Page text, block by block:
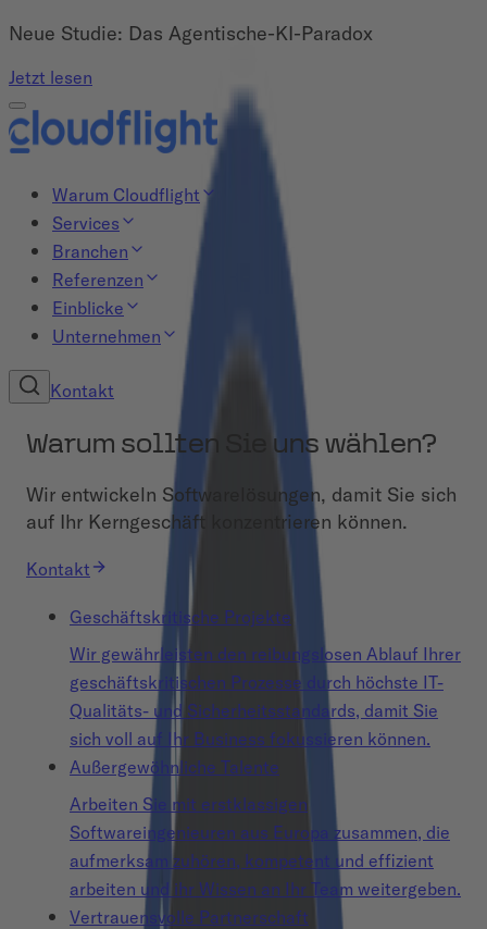
Neue Studie: Das Agentische-KI-Paradox
Jetzt lesen
Warum Cloudflight
Services
Branchen
Referenzen
Einblicke
Unternehmen
Kontakt
Warum sollten Sie uns wählen?
Wir entwickeln Softwarelösungen, damit Sie sich
auf Ihr Kerngeschäft konzentrieren können.
Kontakt
Geschäftskritische Projekte
Wir gewährleisten den reibungslosen Ablauf Ihrer
geschäftskritischen Prozesse durch höchste IT-
Qualitäts- und Sicherheitsstandards, damit Sie
sich voll auf Ihr Business fokussieren können.
Außergewöhnliche Talente
Arbeiten Sie mit erstklassigen
Softwareingenieuren aus Europa zusammen, die
aufmerksam zuhören, kompetent und effizient
arbeiten und ihr Wissen an Ihr Team weitergeben.
Vertrauensvolle Partnerschaft